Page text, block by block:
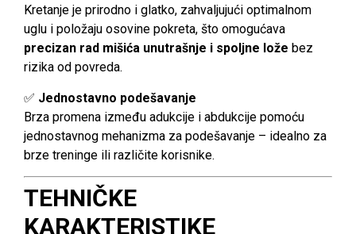
Kretanje je prirodno i glatko, zahvaljujući optimalnom
uglu i položaju osovine pokreta, što omogućava
precizan rad mišića unutrašnje i spoljne lože bez
rizika od povreda.
✅ Jednostavno podešavanje
Brza promena između adukcije i abdukcije pomoću
jednostavnog mehanizma za podešavanje – idealno za
brze treninge ili različite korisnike.
TEHNIČKE
KARAKTERISTIKE